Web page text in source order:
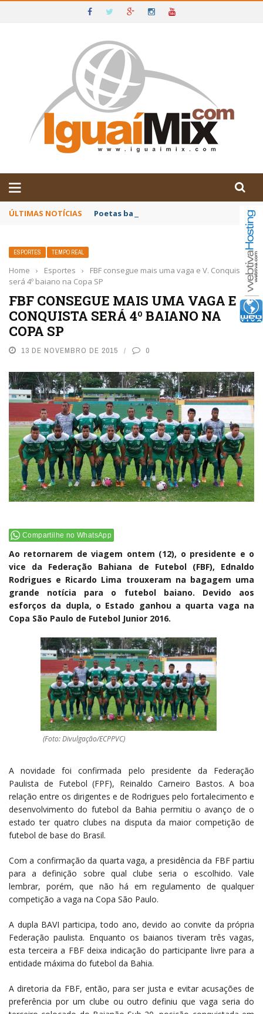
IGUAÍ E SUDOESTE DA BAHIA
ÚLTIMAS NOTÍCIAS Poetas baianos representam o Brasil no
ESPORTES TEMPO REAL
Home › Esportes ›
FBF consegue mais uma vaga e V. Conquista
será 4º baiano na Copa SP
FBF CONSEGUE MAIS UMA VAGA E V.
CONQUISTA SERÁ 4º BAIANO NA
COPA SP
13 DE NOVEMBRO DE 2015 0
Compartilhe no WhatsApp
Ao retornarem de viagem ontem (12), o presidente e o
vice da Federação Bahiana de Futebol (FBF), Ednaldo
Rodrigues e Ricardo Lima trouxeram na bagagem uma
grande notícia para o futebol baiano. Devido aos
esforços da dupla, o Estado ganhou a quarta vaga na
Copa São Paulo de Futebol Junior 2016.
(Foto: Divulgação/ECPPVC)
A novidade foi confirmada pelo presidente da Federação
Paulista de Futebol (FPF), Reinaldo Carneiro Bastos. A boa
relação entre os dirigentes e de Rodrigues pelo fortalecimento e
desenvolvimento do futebol da Bahia permitiu o avanço de o
estado ter quatro clubes na disputa da maior competição de
futebol de base do Brasil.
Com a confirmação da quarta vaga, a presidência da FBF partiu
para a definição sobre qual clube seria o escolhido. Vale
lembrar, porém, que não há em regulamento de qualquer
competição a vaga na Copa São Paulo.
A dupla BAVI participa, todo ano, devido ao convite da própria
Federação paulista. Enquanto os baianos tiveram três vagas,
esta terceira a FBF deixa indicação do participante livre para a
entidade máxima do futebol da Bahia.
A diretoria da FBF, então, para ser justa e evitar acusações de
preferência por um clube ou outro definiu que vaga seria do